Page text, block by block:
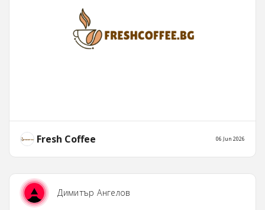
Fresh Coffee 06 Jun 2026
Димитър Ангелов